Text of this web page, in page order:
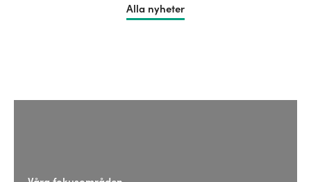
Alla nyheter